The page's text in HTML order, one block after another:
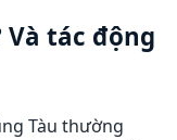
Và tác động
Tàu thường